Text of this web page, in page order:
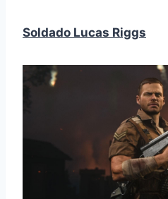
Soldado Lucas Riggs